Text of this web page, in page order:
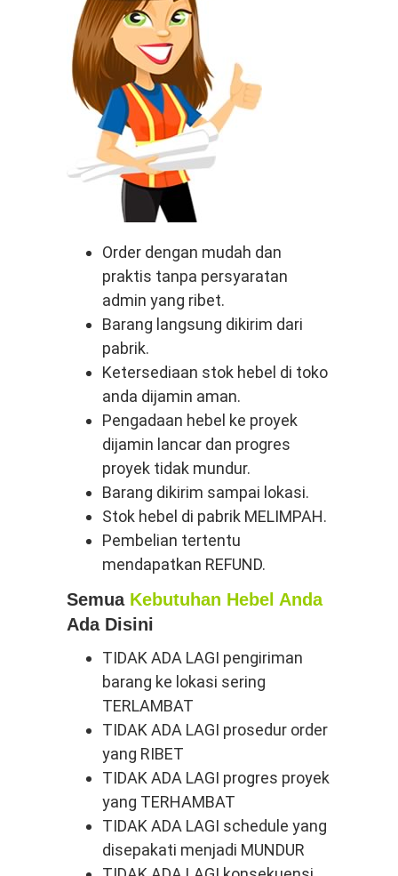
Order dengan mudah dan
praktis tanpa persyaratan
admin yang ribet.
Barang langsung dikirim dari
pabrik.
Ketersediaan stok hebel di toko
anda dijamin aman.
Pengadaan hebel ke proyek
dijamin lancar dan progres
proyek tidak mundur.
Barang dikirim sampai lokasi.
Stok hebel di pabrik MELIMPAH.
Pembelian tertentu
mendapatkan REFUND.
Semua Kebutuhan Hebel Anda
Ada Disini
TIDAK ADA LAGI pengiriman
barang ke lokasi sering
TERLAMBAT
TIDAK ADA LAGI prosedur order
yang RIBET
TIDAK ADA LAGI progres proyek
yang TERHAMBAT
TIDAK ADA LAGI schedule yang
disepakati menjadi MUNDUR